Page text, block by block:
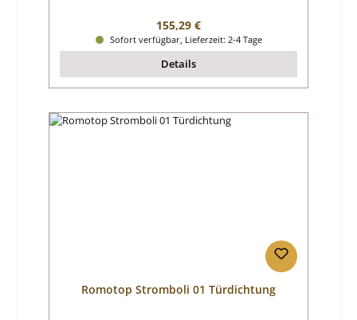
Regulärer Preis:
155,29 €
Sofort verfügbar, Lieferzeit: 2-4 Tage
Details
Romotop Stromboli 01 Türdichtung